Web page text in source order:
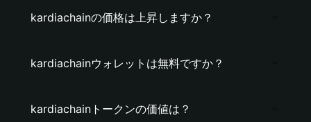
kardiachainの価格は上昇しますか？
kardiachainウォレットは無料ですか？
kardiachainトークンの価値は？